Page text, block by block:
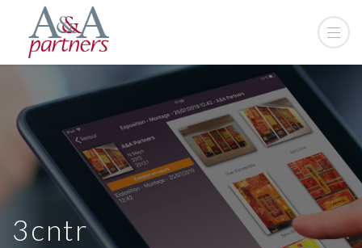
3cntr